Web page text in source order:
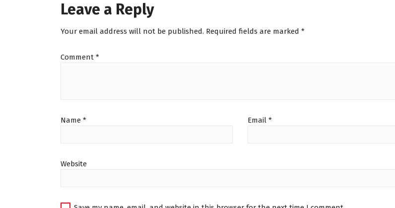
Leave a Reply
Your email address will not be published. Required fields are marked *
Comment *
Name * Email *
Website